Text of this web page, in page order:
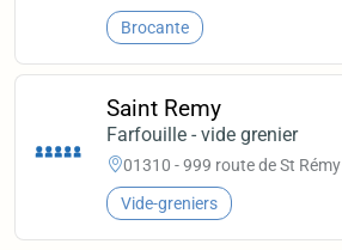
Brocante
Saint Remy
Farfouille - vide grenier
01310 - 999 route de St Rémy
Vide-greniers